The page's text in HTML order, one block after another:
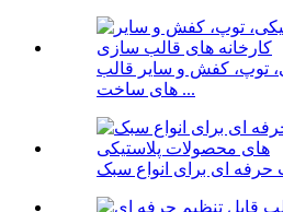
توپ، کفش و سایر قالب
های ساخت ...